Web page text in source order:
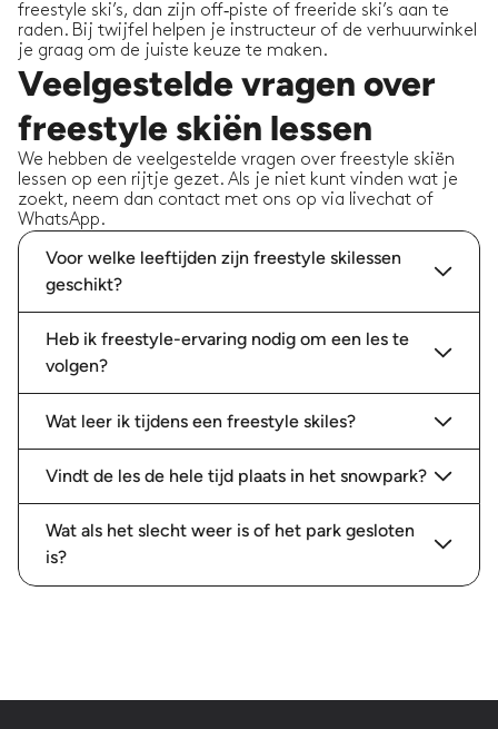
freestyle ski’s, dan zijn off‑piste of freeride ski’s aan te
raden. Bij twijfel helpen je instructeur of de verhuurwinkel
je graag om de juiste keuze te maken.
Veelgestelde vragen over
freestyle skiën lessen
We hebben de veelgestelde vragen over freestyle skiën
lessen op een rijtje gezet. Als je niet kunt vinden wat je
zoekt, neem dan contact met ons op via livechat of
WhatsApp.
Voor welke leeftijden zijn freestyle skilessen
geschikt?
Heb ik freestyle-ervaring nodig om een les te
volgen?
Wat leer ik tijdens een freestyle skiles?
Vindt de les de hele tijd plaats in het snowpark?
Wat als het slecht weer is of het park gesloten
is?